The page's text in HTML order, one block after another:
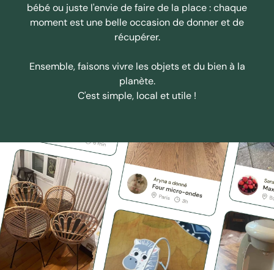
bébé ou juste l'envie de faire de la place : chaque
moment est une belle occasion de donner et de
récupérer.
Ensemble, faisons vivre les objets et du bien à la
planète.
C'est simple, local et utile !